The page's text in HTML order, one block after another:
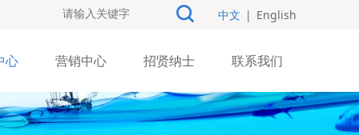
中文 | English
心 营销中心 招贤纳士 联系我们